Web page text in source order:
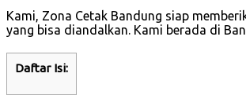
Kami, Zona Cetak Bandung siap
yang bisa diandalkan. Kami berada di
Daftar Isi: